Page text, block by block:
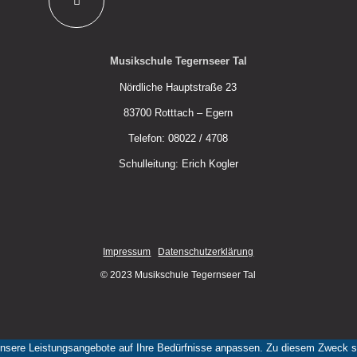
Musikschule Tegernseer Tal
Nördliche Hauptstraße 23
83700 Rotttach – Egern
Telefon: 08022 / 4708
Schulleitung: Erich Kogler
Impressum Datenschutzerklärung
© 2023 Musikschule Tegernseer Tal
Leistungsangebote auf Ihre Bedürfnisse anpassen. Zu diesem